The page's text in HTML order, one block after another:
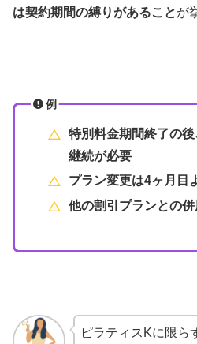
は契約期間の縛りがあることが
例
特別料金期間終了の
継続が必要
プラン変更は4ヶ月目
他の割引プランとの
ピラティスKに限ら